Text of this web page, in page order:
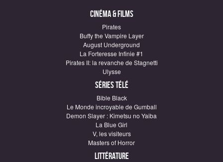
Cinéma & Films
Pirates
Buffy the Vampire Layer
August Underground
La Forteresse Infinie #1
Pirates II: la revanche de Stagnetti
Ulysse
Séries télé
Bible Black
Le Monde incroyable de Gumball
Demon Slayer : Kimetsu no Yaiba
La Blue Girl
V, les visiteurs
Masters of Horror
Littérature